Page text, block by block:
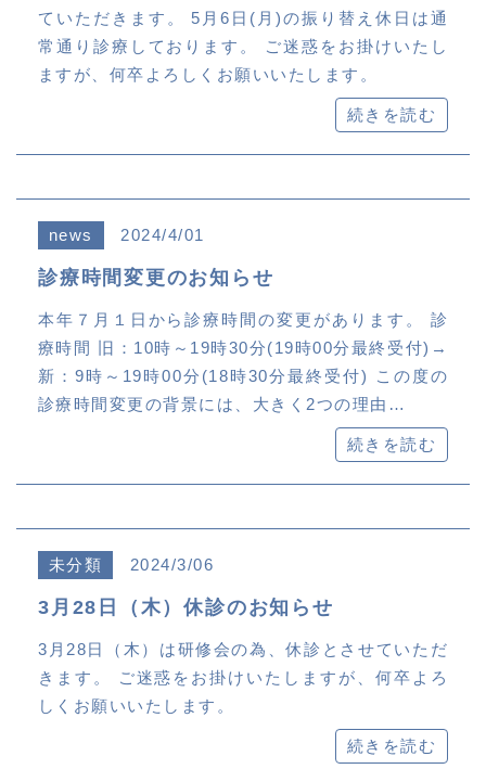
ていただきます。 5月6日(月)の振り替え休日は通
常通り診療しております。 ご迷惑をお掛けいたし
ますが、何卒よろしくお願いいたします。
続きを読む
news 2024/4/01
診療時間変更のお知らせ
本年７月１日から診療時間の変更があります。 診
療時間 旧：10時～19時30分(19時00分最終受付)→
新：9時～19時00分(18時30分最終受付) この度の
診療時間変更の背景には、大きく2つの理由…
続きを読む
未分類 2024/3/06
3月28日（木）休診のお知らせ
3月28日（木）は研修会の為、休診とさせていただ
きます。 ご迷惑をお掛けいたしますが、何卒よろ
しくお願いいたします。
続きを読む